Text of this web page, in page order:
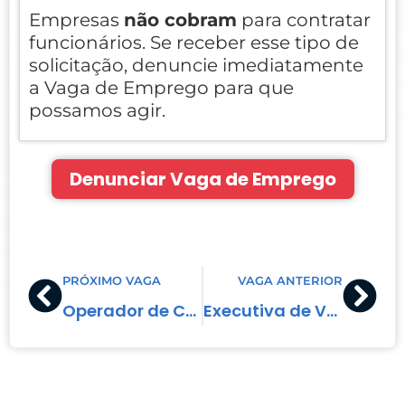
Empresas não cobram para contratar
funcionários. Se receber esse tipo de
solicitação, denuncie imediatamente
a Vaga de Emprego para que
possamos agir.
Denunciar Vaga de Emprego
Prev
PRÓXIMO VAGA
Operador de Caixa
VAGA ANTERIOR
Executiva de Vendas